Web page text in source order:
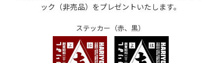
ック（非売品）をプレゼントいたします。
ステッカー（赤、黒）